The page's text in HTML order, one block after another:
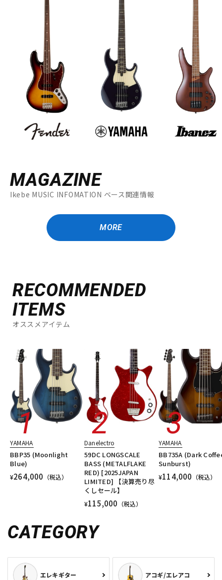
MAGAZINE
Ikebe MUSIC INFOMATION ベース関連情報
MORE
RECOMMENDED
ITEMS
オススメアイテム
YAMAHA
BBP35 (Moonlight
Blue)
¥264,000 （税込）
Danelectro
59DC LONGSCALE
BASS (METALFLAKE
RED) [2025JAPAN
LIMITED] 【決算売り尽
くしセール】
¥115,000 （税込）
YAMAHA
BB735A (Dark
Sunburst)
¥114,000 （税込）
CATEGORY
エレキギター アコギ/エレアコ